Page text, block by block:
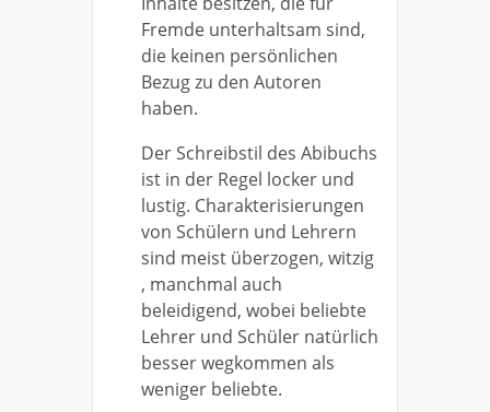
Fremde unterhaltsam sind,
die keinen persönlichen
Bezug zu den Autoren
haben.
Der Schreibstil des Abibuchs
ist in der Regel locker und
lustig. Charakterisierungen
von Schülern und Lehrern
sind meist überzogen, witzig
, manchmal auch
beleidigend, wobei beliebte
Lehrer und Schüler natürlich
besser wegkommen als
weniger beliebte.